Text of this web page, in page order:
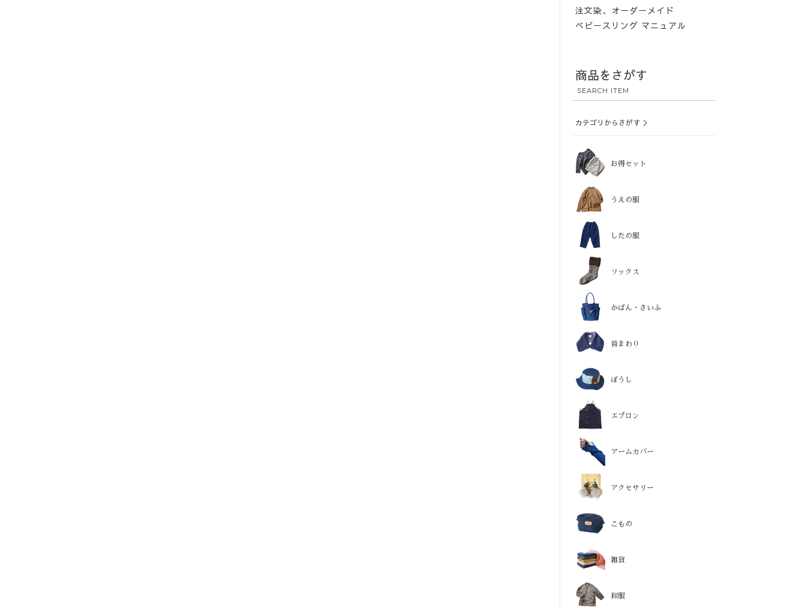
注文染、オーダーメイド
ベビースリング マニュアル
商品をさがす
SEARCH ITEM
カテゴリからさがす ＞
お得セット
うえの服
したの服
ソックス
かばん・さいふ
首まわり
ぼうし
エプロン
アームカバー
アクセサリー
こもの
雑貨
和服